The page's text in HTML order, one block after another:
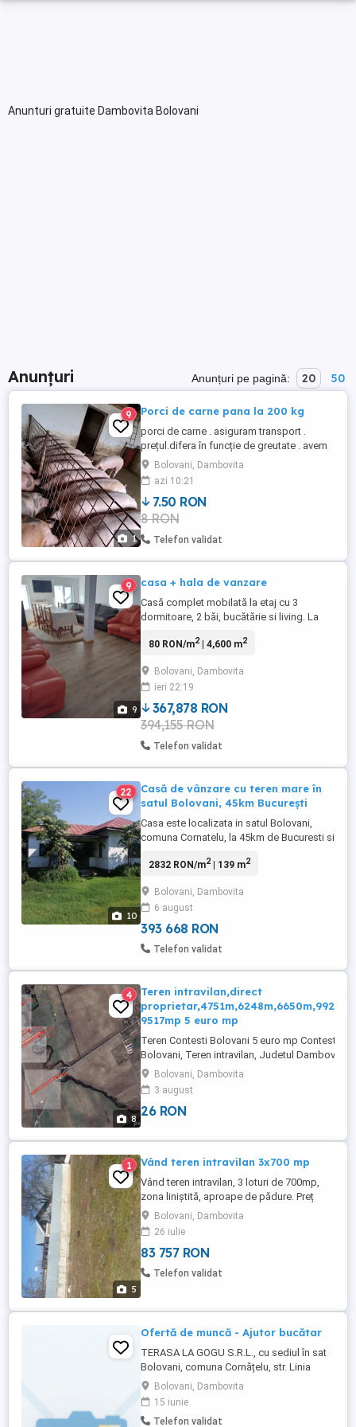
Anunturi gratuite Dambovita Bolovani
Anunțuri Anunțuri pe pagină: 20 50
1
9 Porci de carne pana la 200 kg
porci de carne . asiguram transport .
prețul.difera în funcție de greutate . avem
de la 20 kg pana la 200 kg
Bolovani, Dambovita
azi 10:21
7.50 RON
8 RON
Telefon validat
9
9 casa + hala de vanzare
Casă complet mobilată la etaj cu 3
dormitoare, 2 băi, bucătărie si living. La
parter - hală 100 mp, iar la etaj 100 mp (
află în bolovani, jud.Dambovita Mai multe
detalii la nr.
80 RON/m2| 4,600 m2
Bolovani, Dambovita
ieri 22:19
367,878 RON
394,155 RON
Telefon validat
10
22
Casă de vânzare cu teren mare în
satul Bolovani, 45km București
Casa este localizata in satul Bolovani,
comuna Cornatelu, la 45km de Bucuresti si
naveta. Potrivita pt. viata "off-grid",
(fantana proprie), anexe pt. animale, teren
pt. cultivat legume si foraj pt. animale,
pomi fructiferi. Incalzirea ...
2832 RON/m2| 139 m2
Bolovani, Dambovita
6 august
393 668 RON
Telefon validat
8
4
Teren intravilan,direct
9517mp 5 euro mp
Teren Contesti Bolovani 5 euro mp Contesti-
Bolovani, Teren intravilan, Judetul Dambovita
acces din DN 7, Bucuresti-Targoviste,la,
pentru constructii,utilitati in apropiere. 5 euro
mp, https: goo.gl maps P538qoAz7doB1wSS6
Bolovani, Dambovita
3 august
26 RON
5
1 Vând teren intravilan 3x700 mp
Vând teren intravilan, 3 loturi de 700mp,
zona liniștită, aproape de pădure. Preț
16000 euro lot , negociabil. Direct
proprietar.
Bolovani, Dambovita
26 iulie
83 757 RON
Telefon validat
Ofertă de muncă - Ajutor bucătar
TERASA LA GOGU S.R.L., cu sediul în sat
Bolovani, comuna Cornățelu, str. Linia
Nouă, nr.480A, județul Dâmbovița, scoate
la concurs 5 posturi de - Ajutor bucătar -
941101. Cerințe: seriozitate, competență,
persoane cu simțul răspunderii și decență
Bolovani, Dambovita
15 iunie
Telefon validat